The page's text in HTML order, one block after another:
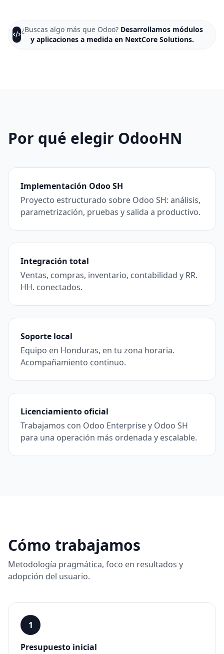
¿Buscas algo más que Odoo? Desarrollamos módulos
y aplicaciones a medida en NextCore Solutions.
Por qué elegir OdooHN
Implementación Odoo SH
Proyecto estructurado sobre Odoo SH: análisis,
parametrización, pruebas y salida a productivo.
Integración total
Ventas, compras, inventario, contabilidad y RR.
HH. conectados.
Soporte local
Equipo en Honduras, en tu zona horaria.
Acompañamiento continuo.
Licenciamiento oficial
Trabajamos con Odoo Enterprise y Odoo SH
para una operación más ordenada y escalable.
Cómo trabajamos
Metodología pragmática, foco en resultados y
adopción del usuario.
1
Presupuesto inicial